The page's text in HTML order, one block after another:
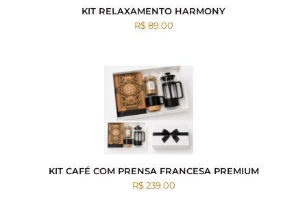
KIT RELAXAMENTO HARMONY
R$ 89.00
KIT CAFÉ COM PRENSA FRANCESA PREMIUM
R$ 239.00